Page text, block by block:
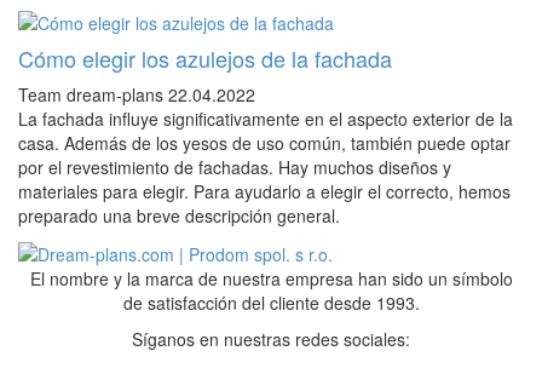
Cómo elegir los azulejos de la fachada
Team dream-plans 22.04.2022
La fachada influye significativamente en el aspecto exterior de la
casa. Además de los yesos de uso común, también puede optar
por el revestimiento de fachadas. Hay muchos diseños y
materiales para elegir. Para ayudarlo a elegir el correcto, hemos
preparado una breve descripción general.
El nombre y la marca de nuestra empresa han sido un símbolo
de satisfacción del cliente desde 1993.
Síganos en nuestras redes sociales: